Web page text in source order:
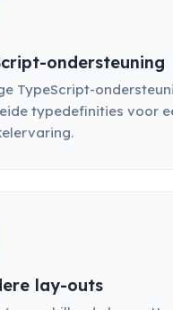
ondersteuning
TypeScript-
typedefinities voor
lay-outs